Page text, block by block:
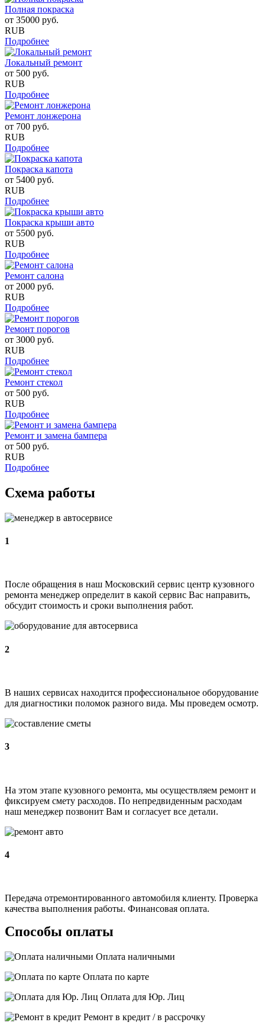
Полная покраска
от 35000 руб.
RUB
Подробнее
Локальный ремонт
от 500 руб.
RUB
Подробнее
Ремонт лонжерона
от 700 руб.
RUB
Подробнее
Покраска капота
от 5400 руб.
RUB
Подробнее
Покраска крыши авто
от 5500 руб.
RUB
Подробнее
Ремонт салона
от 2000 руб.
RUB
Подробнее
Ремонт порогов
от 3000 руб.
RUB
Подробнее
Ремонт стекол
от 500 руб.
RUB
Подробнее
Ремонт и замена бампера
от 500 руб.
RUB
Подробнее
Схема работы
1
После обращения в наш Московский сервис центр кузовного
ремонта менеджер определит в какой сервис Вас направить,
обсудит стоимость и сроки выполнения работ.
2
В наших сервисах находится профессиональное оборудование
для диагностики поломок разного вида. Мы проведем осмотр.
3
На этом этапе кузовного ремонта, мы осуществляем ремонт и
фиксируем смету расходов. По непредвиденным расходам
наш менеджер позвонит Вам и согласует все детали.
4
Передача отремонтированного автомобиля клиенту. Проверка
качества выполнения работы. Финансовая оплата.
Способы оплаты
Оплата наличными
Оплата по карте
Оплата для Юр. Лиц
Ремонт в кредит / в рассрочку